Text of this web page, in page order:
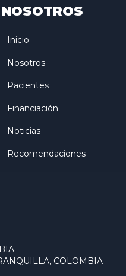
NOSOTROS
Inicio
Nosotros
Pacientes
Financiación
Noticias
Recomendaciones
COLOMBIA